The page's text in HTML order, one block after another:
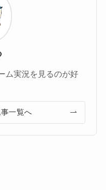
ム実況を見るのが好
一覧へ